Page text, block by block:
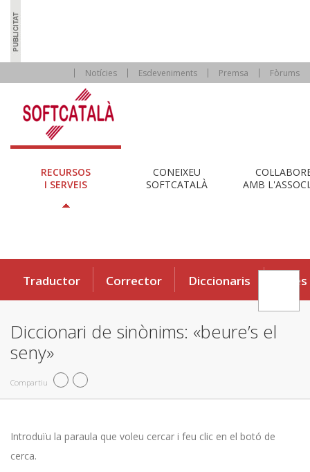
Notícies Esdeveniments Premsa Fòrums
RECURSOS
I SERVEIS
CONEIXEU
SOFTCATALÀ
AMB
Traductor Corrector Diccionaris Eines
Diccionari de sinònims: «beure’s el
seny»
Compartiu
Introduïu la paraula que voleu cercar i feu clic en el botó de
cerca.